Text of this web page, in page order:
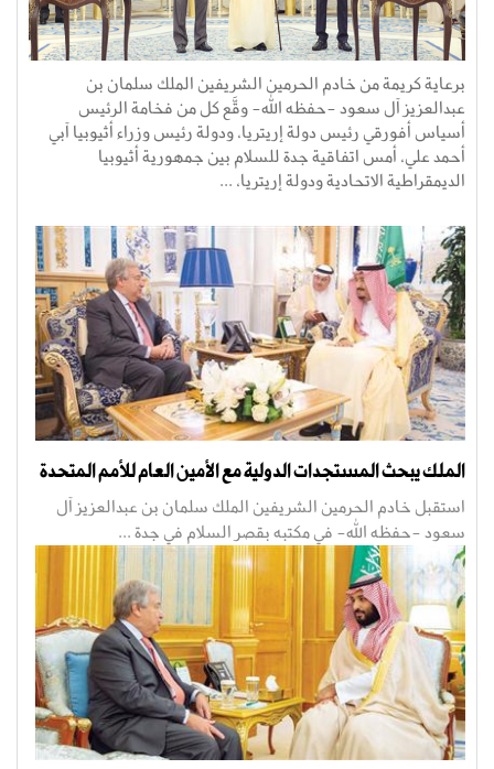
برعاية كريمة من خادم الحرمين الشريفين الملك سلمان بن
عبدالعزيز آل سعود -حفظه الله- وقَّع كل من فخامة الرئيس
أسياس أفورقي رئيس دولة إريتريا، ودولة رئيس وزراء أثيوبيا آبي
أحمد علي، أمس اتفاقية جدة للسلام بين جمهورية أثيوبيا
الديمقراطية الاتحادية ودولة إريتريا، ...
الملك يبحث المستجدات الدولية مع الأمين العام للأمم المتحدة
استقبل خادم الحرمين الشريفين الملك سلمان بن عبدالعزيز آل
سعود -حفظه الله- في مكتبه بقصر السلام في جدة ...